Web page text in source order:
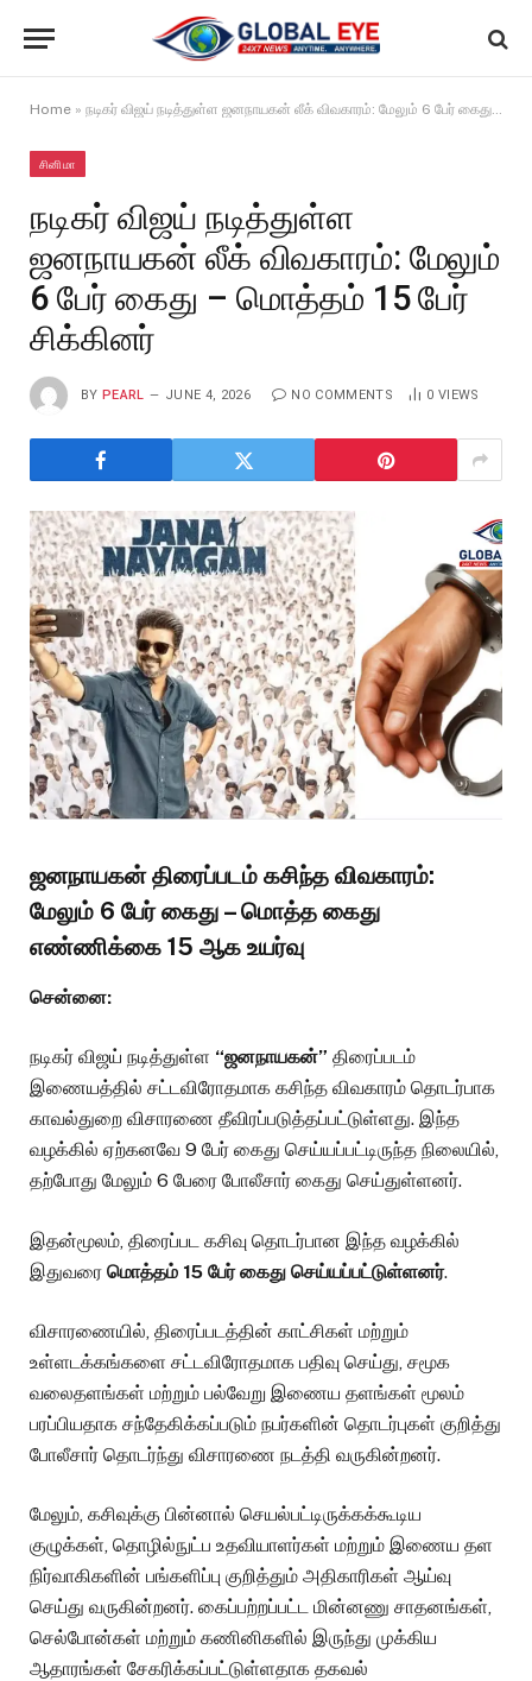
Home » நடிகர் விஜய் நடித்துள்ள ஜனநாயகன் லீக் விவகாரம்: மேலும் 6 பேர் கைது – மொத்தம் 15 பேர் சிக்கினர்
சினிமா
நடிகர் விஜய் நடித்துள்ள
ஜனநாயகன் லீக் விவகாரம்: மேலும்
6 பேர் கைது – மொத்தம் 15 பேர்
சிக்கினர்
BY PEARL JUNE 4, 2026 NO COMMENTS 0 VIEWS
ஜனநாயகன் திரைப்படம் கசிந்த விவகாரம்:
மேலும் 6 பேர் கைது – மொத்த கைது
எண்ணிக்கை 15 ஆக உயர்வு
சென்னை:
நடிகர் விஜய் நடித்துள்ள “ஜனநாயகன்” திரைப்படம்
இணையத்தில் சட்டவிரோதமாக கசிந்த விவகாரம் தொடர்பாக
காவல்துறை விசாரணை தீவிரப்படுத்தப்பட்டுள்ளது. இந்த
வழக்கில் ஏற்கனவே 9 பேர் கைது செய்யப்பட்டிருந்த நிலையில்,
தற்போது மேலும் 6 பேரை போலீசார் கைது செய்துள்ளனர்.
இதன்மூலம், திரைப்பட கசிவு தொடர்பான இந்த வழக்கில்
இதுவரை மொத்தம் 15 பேர் கைது செய்யப்பட்டுள்ளனர்.
விசாரணையில், திரைப்படத்தின் காட்சிகள் மற்றும்
உள்ளடக்கங்களை சட்டவிரோதமாக பதிவு செய்து, சமூக
வலைதளங்கள் மற்றும் பல்வேறு இணைய தளங்கள் மூலம்
பரப்பியதாக சந்தேகிக்கப்படும் நபர்களின் தொடர்புகள் குறித்து
போலீசார் தொடர்ந்து விசாரணை நடத்தி வருகின்றனர்.
மேலும், கசிவுக்கு பின்னால் செயல்பட்டிருக்கக்கூடிய
குழுக்கள், தொழில்நுட்ப உதவியாளர்கள் மற்றும் இணைய தள
நிர்வாகிகளின் பங்களிப்பு குறித்தும் அதிகாரிகள் ஆய்வு
செய்து வருகின்றனர். கைப்பற்றப்பட்ட மின்னணு சாதனங்கள்,
செல்போன்கள் மற்றும் கணினிகளில் இருந்து முக்கிய
ஆதாரங்கள் சேகரிக்கப்பட்டுள்ளதாக தகவல்